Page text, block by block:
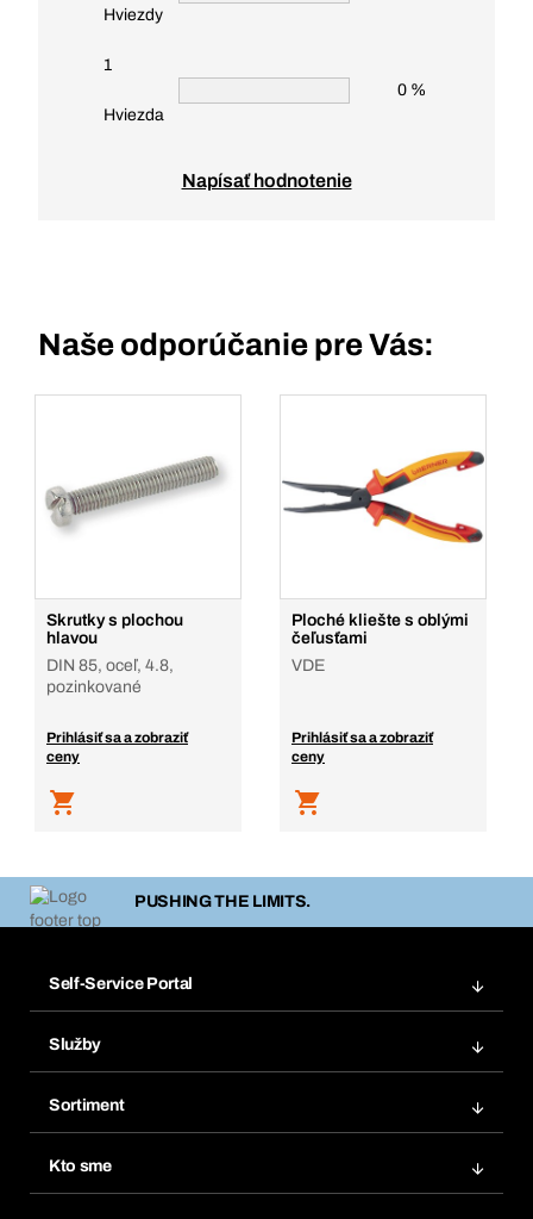
Hviezdy
1
Hviezda
0 %
Napísať hodnotenie
Naše odporúčanie pre Vás:
Skrutky s plochou
hlavou
DIN 85, oceľ, 4.8,
pozinkované
Prihlásiť sa a zobraziť
ceny
Ploché kliešte s oblými
čeľusťami
VDE
Prihlásiť sa a zobraziť
ceny
PUSHING THE LIMITS.
Self-Service Portal
Obľúbené
Opakované objednávky
Predplatné
Služby
Chemická databáza
eProcurement
Sortiment
Kto sme